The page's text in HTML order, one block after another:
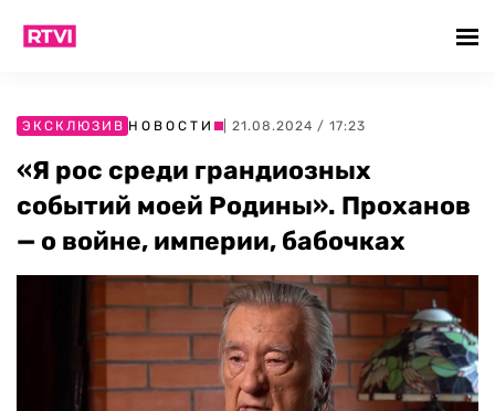
ЭКСКЛЮЗИВ НОВОСТИ | 21.08.2024 / 17:23
«Я рос среди грандиозных
событий моей Родины». Проханов
— о войне, империи, бабочках